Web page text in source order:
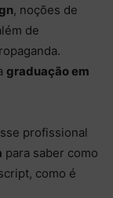
, noções de
de
graduação em
profissional
para saber como
como é